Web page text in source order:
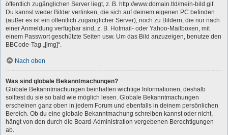
öffentlich zugänglichen Server liegt, z. B. http://www.domain.tld/mein-bild.gif.
Du kannst weder Bilder verlinken, die sich auf deinem eigenen PC befinden
(außer es ist ein öffentlich zugänglicher Server), noch zu Bildern, die nur nach
einer Anmeldung verfügbar sind, z. B. Hotmail- oder Yahoo-Mailboxen, mit
einem Passwort geschützte Seiten usw. Um das Bild anzuzeigen, benutze den
BBCode-Tag „[img]“.
Nach oben
Was sind globale Bekanntmachungen?
Globale Bekanntmachungen beinhalten wichtige Informationen, deshalb
solltest du sie so bald wie möglich lesen. Globale Bekanntmachungen
erscheinen ganz oben in jedem Forum und ebenfalls in deinem persönlichen
Bereich. Ob du eine globale Bekanntmachung schreiben kannst oder nicht,
hängt von den durch die Board-Administration vergebenen Berechtigungen
ab.